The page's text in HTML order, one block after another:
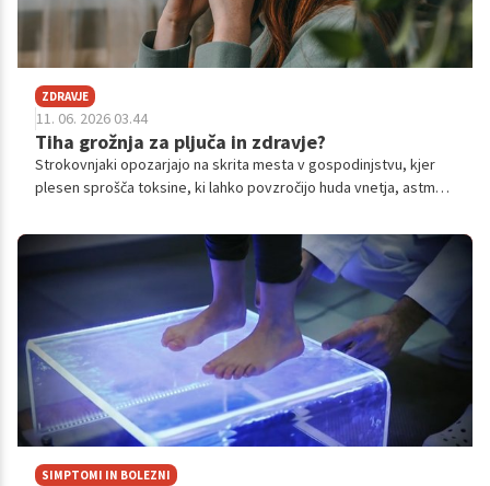
ZDRAVJE
11. 06. 2026 03.44
Tiha grožnja za pljuča in zdravje?
Strokovnjaki opozarjajo na skrita mesta v gospodinjstvu, kjer
plesen sprošča toksine, ki lahko povzročijo huda vnetja, astmo
SIMPTOMI IN BOLEZNI